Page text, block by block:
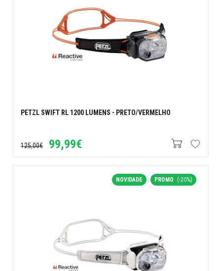
PETZL SWIFT RL 1200 LUMENS - PRETO/VERMELHO
125,00€ 99,99€
NOVIDADE PROMO (-20%)